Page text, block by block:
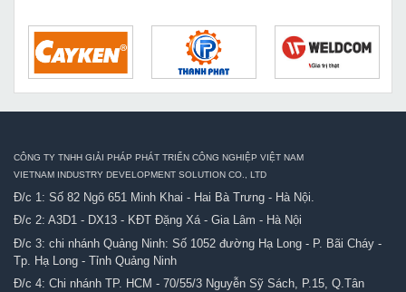
CÔNG TY TNHH GIẢI PHÁP PHÁT TRIỂN CÔNG NGHIỆP VIỆT NAM
VIETNAM INDUSTRY DEVELOPMENT SOLUTION CO., LTD
Đ/c 1: Số 82 Ngõ 651 Minh Khai - Hai Bà Trưng - Hà Nội.
Đ/c 2: A3D1 - DX13 - KĐT Đặng Xá - Gia Lâm - Hà Nội
Đ/c 3: chi nhánh Quảng Ninh: Số 1052 đường Hạ Long - P. Bãi Cháy -
Tp. Hạ Long - Tỉnh Quảng Ninh
Đ/c 4: Chi nhánh TP. HCM - 70/55/3 Nguyễn Sỹ Sách, P.15, Q.Tân